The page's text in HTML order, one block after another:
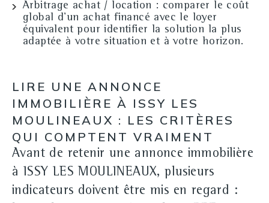
Arbitrage achat / location : comparer le coût
global d'un achat financé avec le loyer
équivalent pour identifier la solution la plus
adaptée à votre situation et à votre horizon.
LIRE UNE ANNONCE
IMMOBILIÈRE À ISSY LES
MOULINEAUX : LES CRITÈRES
QUI COMPTENT VRAIMENT
Avant de retenir une annonce immobilière
à ISSY LES MOULINEAUX, plusieurs
indicateurs doivent être mis en regard :